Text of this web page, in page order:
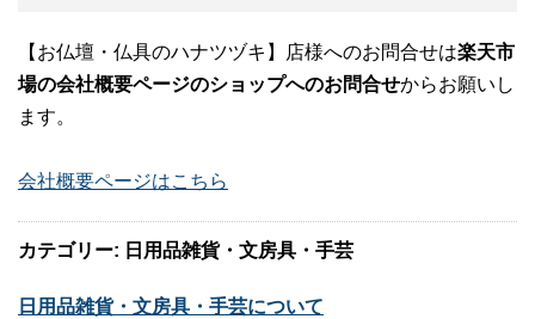
【お仏壇・仏具のハナツヅキ】店様へのお問合せは楽天市
場の会社概要ページのショップへのお問合せからお願いし
ます。
会社概要ページはこちら
カテゴリー: 日用品雑貨・文房具・手芸
日用品雑貨・文房具・手芸について